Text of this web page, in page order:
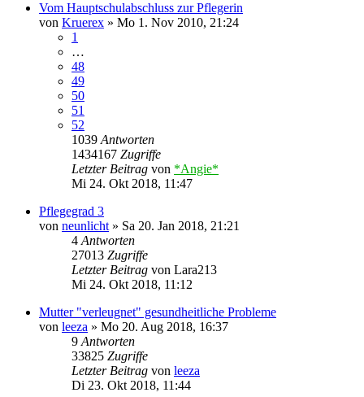
Vom Hauptschulabschluss zur Pflegerin
von Kruerex » Mo 1. Nov 2010, 21:24
1
…
48
49
50
51
52
1039 Antworten
1434167 Zugriffe
Letzter Beitrag von *Angie*
Mi 24. Okt 2018, 11:47
Pflegegrad 3
von neunlicht » Sa 20. Jan 2018, 21:21
4 Antworten
27013 Zugriffe
Letzter Beitrag von Lara213
Mi 24. Okt 2018, 11:12
Mutter "verleugnet" gesundheitliche Probleme
von leeza » Mo 20. Aug 2018, 16:37
9 Antworten
33825 Zugriffe
Letzter Beitrag von leeza
Di 23. Okt 2018, 11:44